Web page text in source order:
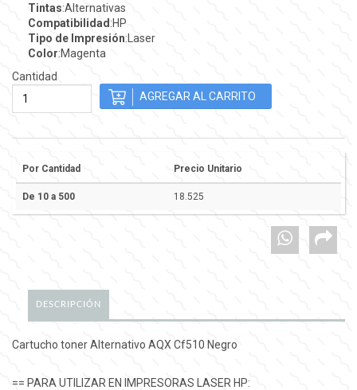
Tintas:Alternativas
Compatibilidad :HP
Tipo de Impresión:Laser
Color:Magenta
Cantidad
Por Cantidad Precio Unitario
De 10 a 500 18.525
DESCRIPCIÓN
Cartucho toner Alternativo AQX Cf510 Negro
== PARA UTILIZAR EN IMPRESORAS LASER HP: